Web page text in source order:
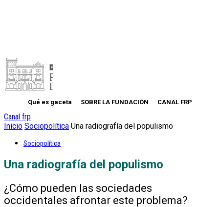
Qué es gaceta SOBRE LA FUNDACIÓN CANAL FRP
Canal frp
Inicio Sociopolítica Una radiografía del populismo
Sociopolítica
Una radiografía del populismo
¿Cómo pueden las sociedades
occidentales afrontar este problema?